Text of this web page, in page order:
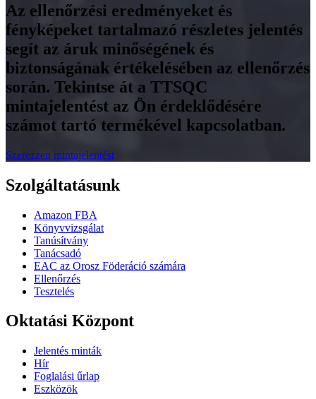
Az ellenőrzési eredményeket és
fényképeket tartalmazó részletes jelentés
segít az áruk minőségének és
biztonságának értékelésében az ellenőrzés
során. Tekintse át a TTSQC
mintajelentést az Ön érdeklődésére
számot tartó termékével kapcsolatban.
Szerezzen mintajelentést
Szolgáltatásunk
Amazon FBA
Könyvvizsgálat
Tanúsítvány
Tanácsadó
EAC az Orosz Föderáció számára
Ellenőrzés
Tesztelés
Oktatási Központ
Jelentés minták
Hír
Foglalási űrlap
Eszközök